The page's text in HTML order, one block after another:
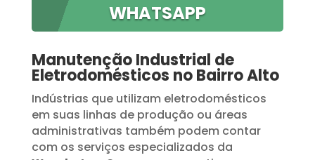
WHATSAPP
Manutenção Industrial de
Eletrodomésticos no Bairro Alto
Indústrias que utilizam eletrodomésticos
em suas linhas de produção ou áreas
administrativas também podem contar
com os serviços especializados da